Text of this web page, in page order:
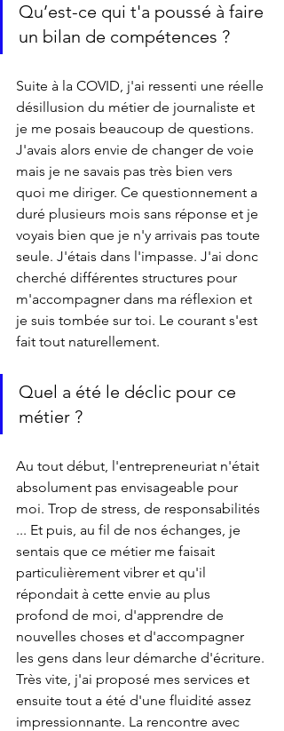
Qu’est-ce qui t'a poussé à faire
un bilan de compétences ?
Suite à la COVID, j'ai ressenti une réelle
désillusion du métier de journaliste et
je me posais beaucoup de questions.
J'avais alors envie de changer de voie
mais je ne savais pas très bien vers
quoi me diriger. Ce questionnement a
duré plusieurs mois sans réponse et je
voyais bien que je n'y arrivais pas toute
seule. J'étais dans l'impasse. J'ai donc
cherché différentes structures pour
m'accompagner dans ma réflexion et
je suis tombée sur toi. Le courant s'est
fait tout naturellement.
Quel a été le déclic pour ce
métier ?
Au tout début, l'entrepreneuriat n'était
absolument pas envisageable pour
moi. Trop de stress, de responsabilités
... Et puis, au fil de nos échanges, je
sentais que ce métier me faisait
particulièrement vibrer et qu'il
répondait à cette envie au plus
profond de moi, d'apprendre de
nouvelles choses et d'accompagner
les gens dans leur démarche d'écriture.
Très vite, j'ai proposé mes services et
ensuite tout a été d'une fluidité assez
impressionnante. La rencontre avec